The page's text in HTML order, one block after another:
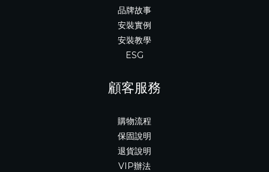
品牌故事
安裝實例
安裝教學
ESG
顧客服務
購物流程
保固說明
退貨說明
VIP辦法